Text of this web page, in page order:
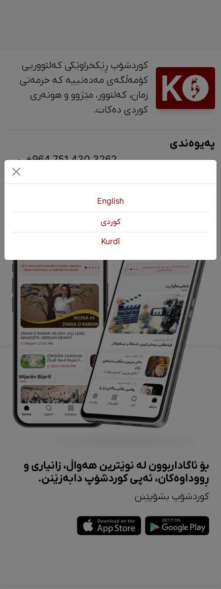
کوردشۆپ ڕێکخراوێکی کەلتووریی
کۆمەڵگەی مەدەنییە کە خزمەتی
زمان، کەلتوور، مێژوو و ‎هونەری
کوردی دەکات.
پەیوەندی
+964 751 430 3262
بۆ ئاگاداربوون لە نوێترین هەواڵ، زانیاری و
ڕووداوەکان، ئەپی کوردشۆپ دابەزێنن.
کوردشۆپ بشۆپێنن
English
كوردی
Kurdî